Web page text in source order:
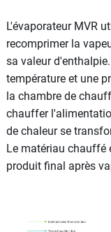
L'évaporateur MVR
recomprimer la
sa valeur
température et une
la chambre de
chauffer
de chaleur se
Le matériau chauffé
produit final après